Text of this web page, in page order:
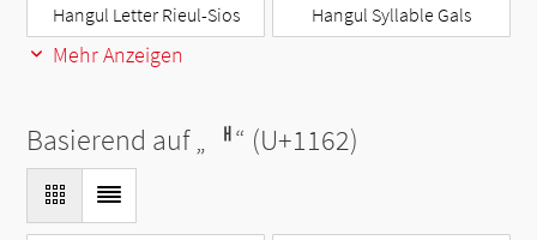
Hangul Letter Rieul-Sios Hangul Syllable Gals
Mehr Anzeigen
Basierend auf „ ᅢ“ (U+1162)